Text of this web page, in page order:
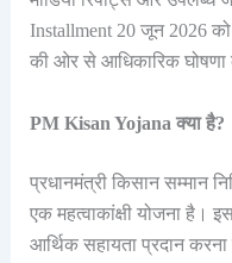
Installment 20 जून 2026
की ओर से आधिकारिक घोषणा
PM Kisan Yojana क्या है?
प्रधानमंत्री किसान सम्मान
एक महत्वाकांक्षी योजना है।
आर्थिक सहायता प्रदान